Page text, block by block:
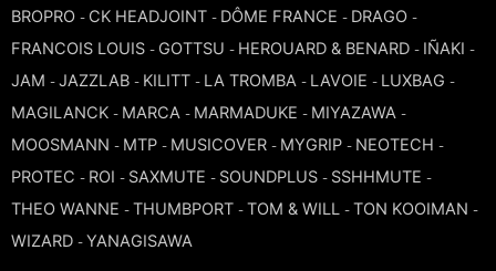
BROPRO - CK HEADJOINT - DÔME FRANCE - DRAGO -
FRANCOIS LOUIS - GOTTSU - HEROUARD & BENARD - IÑAKI -
JAM - JAZZLAB - KILITT - LA TROMBA - LAVOIE - LUXBAG -
MAGILANCK - MARCA - MARMADUKE - MIYAZAWA -
MOOSMANN - MTP - MUSICOVER - MYGRIP - NEOTECH -
PROTEC - ROI - SAXMUTE - SOUNDPLUS - SSHHMUTE -
THEO WANNE - THUMBPORT - TOM & WILL - TON KOOIMAN -
WIZARD - YANAGISAWA